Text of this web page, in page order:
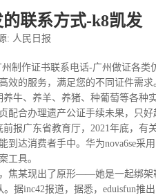
联系方式-k8凯发
: 人民日报
制作证书联系电话-广州做证各
效的服务，满足您的不同证件需
牛、养羊、养猪、种葡萄等各种
配合办理遗产公证手续未果，只
报广东省教育厅，2021年底，
到达消费者手中。华为nova6se采
工具。
焦某现出了原形——她是一起绑架
据inc42报道，据悉，eduisfun推